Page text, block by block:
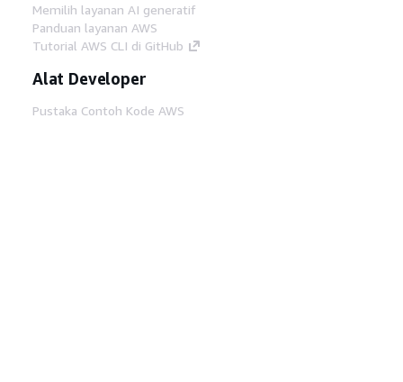
Memilih layanan AI generatif
Panduan layanan AWS
Tutorial AWS CLI di GitHub
Alat Developer
Pustaka Contoh Kode AWS